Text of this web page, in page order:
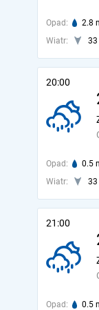
Opad: 2.8
Wiatr:
20:00
Opad: 0.5
Wiatr:
21:00
Opad: 0.5